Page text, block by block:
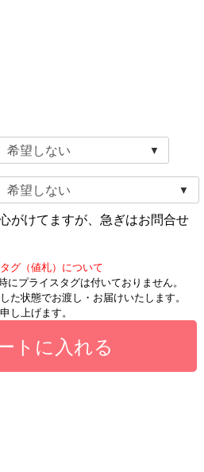
がけてますが、急ぎはお問合せ
グ（値札）について
プライスタグは付いておりません。
た状態でお渡し・お届けいたします。
し上げます。
トに入れる